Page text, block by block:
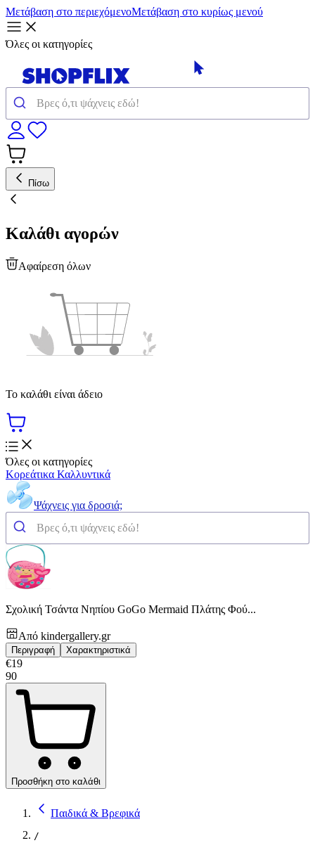
Μετάβαση στο περιεχόμενοΜετάβαση στο κυρίως μενού
Όλες οι κατηγορίες
Πίσω
Καλάθι αγορών
Αφαίρεση όλων
Το καλάθι είναι άδειο
Όλες οι κατηγορίες
Κορεάτικα Καλλυντικά
Ψάχνεις για δροσιά;
Σχολική Τσάντα Νηπίου GoGo Mermaid Πλάτης Φού...
Από kindergallery.gr
Περιγραφή Χαρακτηριστικά
€19
90
Προσθήκη στο καλάθι
Παιδικά & Βρεφικά
/